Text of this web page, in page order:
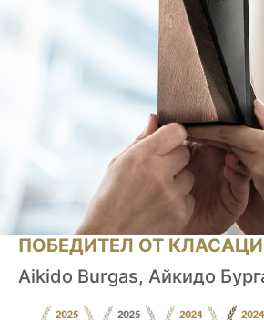
ПОБЕДИТЕЛ ОТ
Aikido Burgas, Айкидо